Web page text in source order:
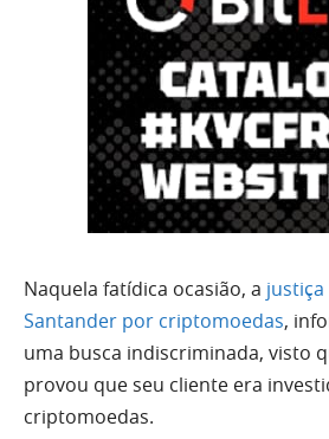
Naquela fatídica ocasião, a justiça
Santander por criptomoedas,
uma busca indiscriminada, visto
provou que seu cliente era
criptomoedas.